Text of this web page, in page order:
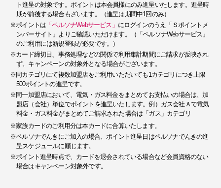
ト進呈の対象です。ポイントは本会員様にのみ進呈いたします。進呈時
期が前後する場合もざいます。（進呈は期間中1回のみ）
※ポイントは 「ペルソナWebサービス」 にログインのうえ「Ｓポイントメ
ンバーサイト」よりご確認いただけます。（「ペルソナWebサービス」
のご利用には新規登録が必要です。）
※カード締切日、事務処理などの関係で利用集計期間にご請求が反映され
ず、キャンペーンの対象外となる場合がございます。
※同カテゴリにて複数加盟店をご利用いただいても1カテゴリにつき上限
500ポイントの進呈です。
※同一加盟店において、電気・ガス料金をまとめてお支払いの場合は、加
盟店（会社）単位でポイントを進呈いたします。例）ガス会社Ａで電気
料金・ガス料金がまとめてご請求された場合は「ガス」カテゴリ
※家族カードのご利用分は本カードに合算いたします。
※ペルソナでんきにご加入の場合、ポイント進呈日はペルソナでんきの進
呈スケジュールに順じます。
※ポイント進呈時点で、カードを退会されている場合など会員資格のない
場合はキャンペーン対象外です。